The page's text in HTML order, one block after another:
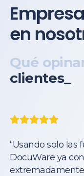
en
Qué
clientes_
“Usando solo las
DocuWare ya